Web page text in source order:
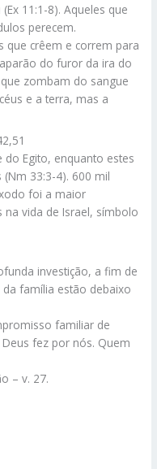
11:1-8). Aqueles que
perecem.
que crêem e correm para
do furor da ira do
zombam do sangue
e a terra, mas a
do Egito, enquanto estes
33:3-4). 600 mil
foi a maior
na vida de Israel, símbolo
investição, a fim de
família estão debaixo
familiar de
fez por nós. Quem
– v. 27.